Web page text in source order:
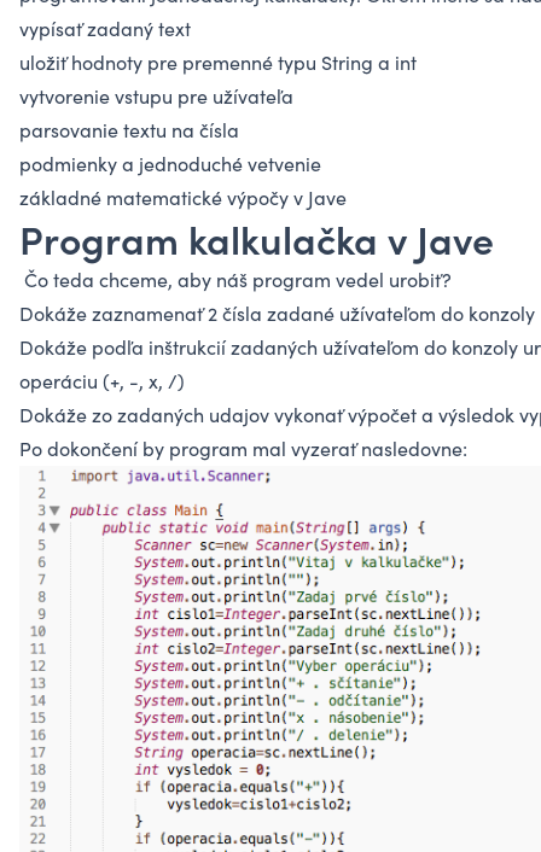
vypísať zadaný text
uložiť hodnoty pre premenné typu String a int
vytvorenie vstupu pre užívateľa
parsovanie textu na čísla
podmienky a jednoduché vetvenie
základné matematické výpočy v Jave
Program kalkulačka v Jave
Čo teda chceme, aby náš program vedel urobiť?
Dokáže zaznamenať 2 čísla zadané užívateľom do konzoly
Dokáže podľa inštrukcií zadaných užívateľom do konzoly
operáciu (+, -, x, /)
Dokáže zo zadaných udajov vykonať výpočet a výsledok
Po dokončení by program mal vyzerať nasledovne: